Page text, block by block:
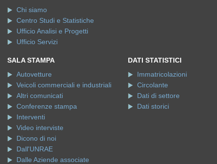
Chi siamo
Centro Studi e Statistiche
Ufficio Analisi e Progetti
Ufficio Servizi
SALA STAMPA
Autovetture
Veicoli commerciali e industriali
Altri comunicati
Conferenze stampa
Interventi
Video interviste
Dicono di noi
Dall'UNRAE
Dalle Aziende associate
DATI STATISTICI
Immatricolazioni
Circolante
Dati di settore
Dati storici